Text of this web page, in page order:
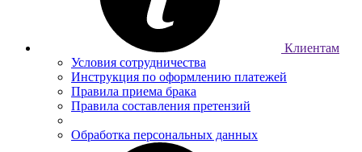
Клиентам
Условия сотрудничества
Инструкция по оформлению платежей
Правила приема брака
Правила составления претензий
Обработка персональных данных